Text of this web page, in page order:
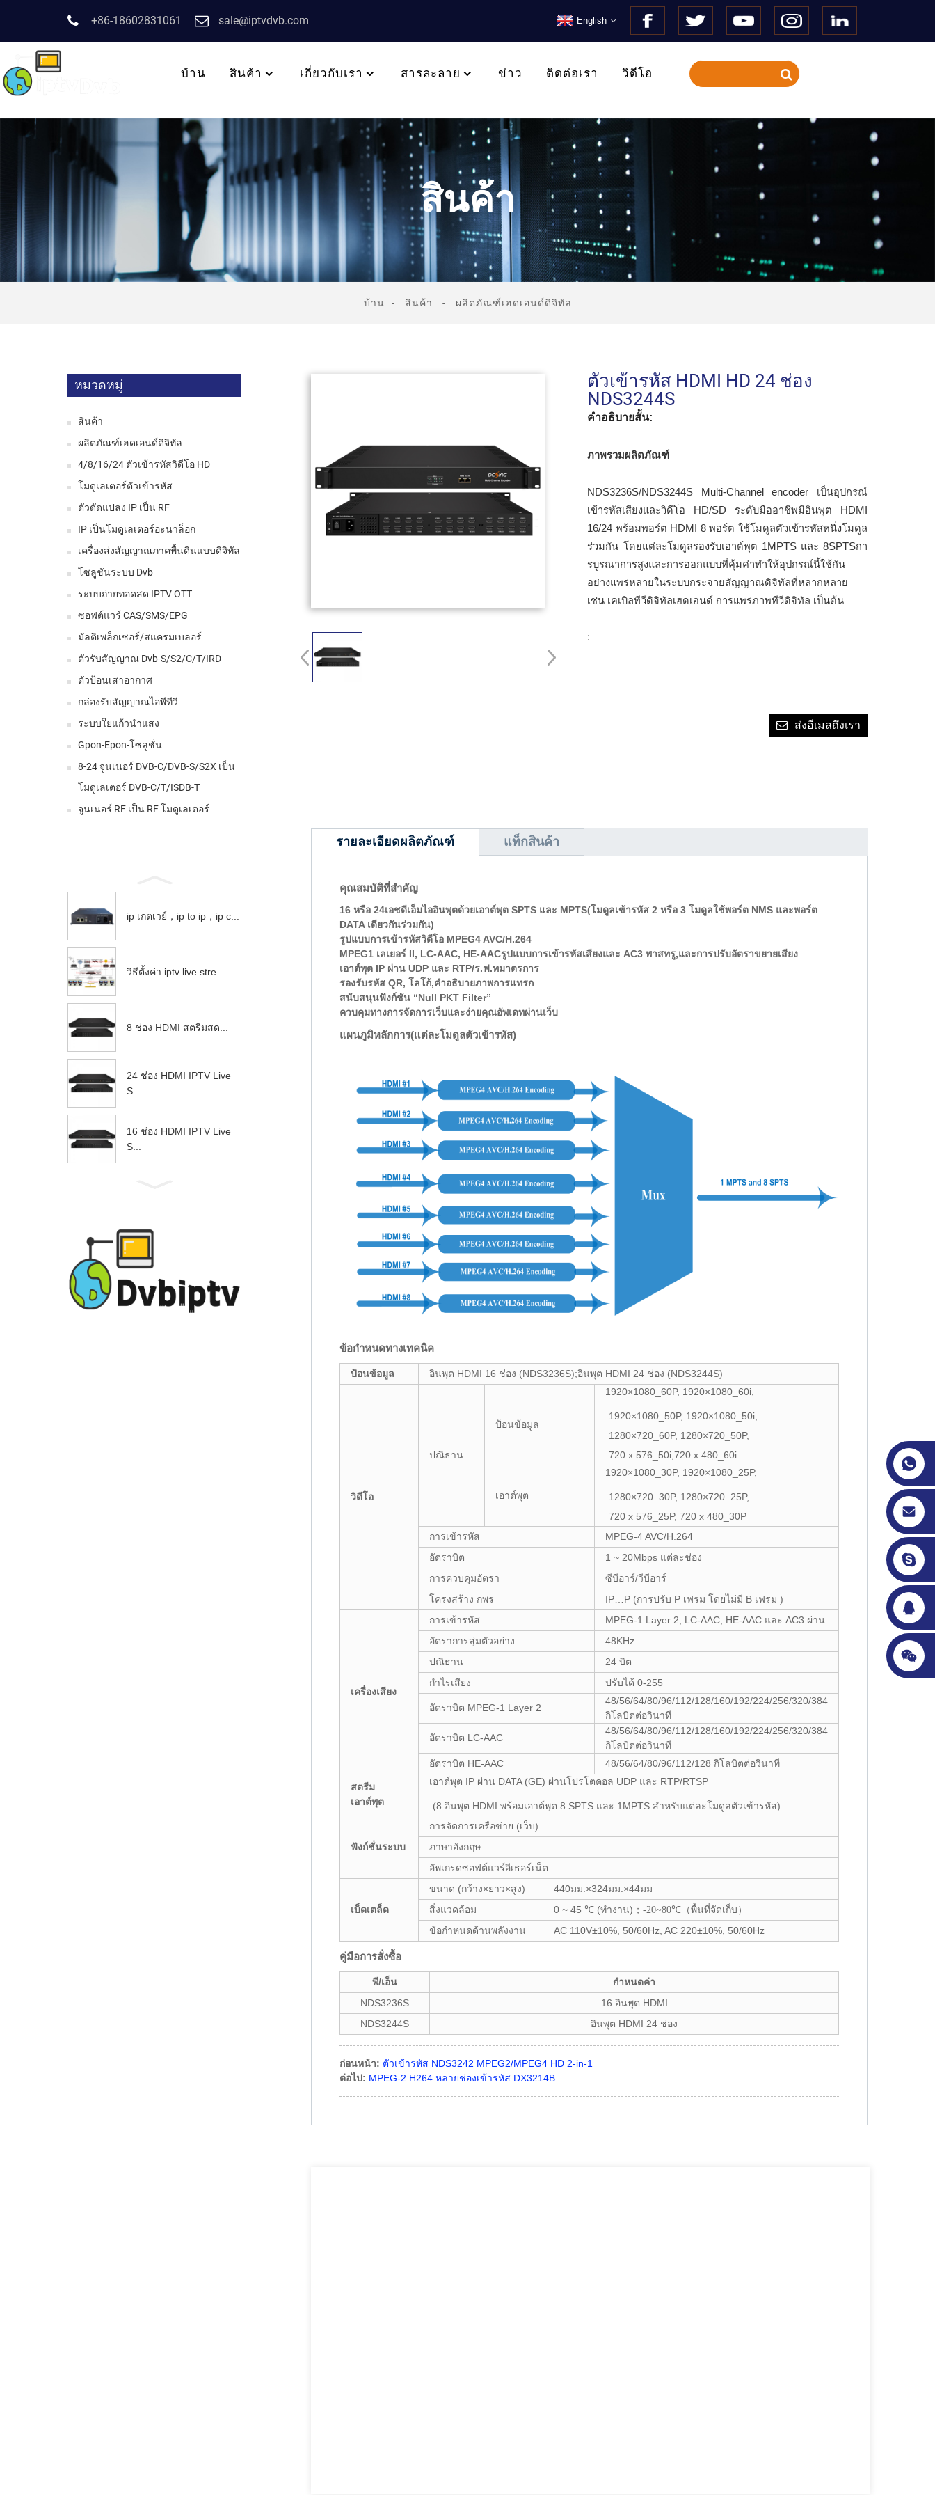
+86-18602831061 sale@iptvdvb.com English
บ้าน สินค้า เกี่ยวกับเรา สารละลาย ข่าว ติดต่อเรา วิดีโอ
สินค้า
บ้าน สินค้า ผลิตภัณฑ์เฮดเอนด์ดิจิทัล
หมวดหมู่
สินค้า
ผลิตภัณฑ์เฮดเอนด์ดิจิทัล
4/8/16/24 ตัวเข้ารหัสวิดีโอ HD
โมดูเลเตอร์ตัวเข้ารหัส
ตัวดัดแปลง IP เป็น RF
IP เป็นโมดูเลเตอร์อะนาล็อก
เครื่องส่งสัญญาณภาคพื้นดินแบบดิจิทัล
โซลูชันระบบ Dvb
ระบบถ่ายทอดสด IPTV OTT
ซอฟต์แวร์ CAS/SMS/EPG
มัลติเพล็กเซอร์/สแครมเบลอร์
ตัวรับสัญญาณ Dvb-S/S2/C/T/IRD
ตัวป้อนเสาอากาศ
กล่องรับสัญญาณไอพีทีวี
ระบบใยแก้วนำแสง
Gpon-Epon-โซลูชั่น
8-24 จูนเนอร์ DVB-C/DVB-S/S2X เป็น
โมดูเลเตอร์ DVB-C/T/ISDB-T
จูนเนอร์ RF เป็น RF โมดูเลเตอร์
ip เกตเวย์，ip to ip，ip c...
วิธีตั้งค่า iptv live stre...
8 ช่อง HDMI สตรีมสด...
24 ช่อง HDMI IPTV Live
S...
16 ช่อง HDMI IPTV Live
S...
ตัวเข้ารหัส HDMI HD 24 ช่อง
NDS3244S
คำอธิบายสั้น:
ภาพรวมผลิตภัณฑ์
NDS3236S/NDS3244S Multi-Channel encoder เป็นอุปกรณ์
เข้ารหัสเสียงและวิดีโอ HD/SD ระดับมืออาชีพมีอินพุต HDMI
16/24 พร้อมพอร์ต HDMI 8 พอร์ต ใช้โมดูลตัวเข้ารหัสหนึ่งโมดูล
ร่วมกัน โดยแต่ละโมดูลรองรับเอาต์พุต 1MPTS และ 8SPTSกา
รบูรณาการสูงและการออกแบบที่คุ้มค่าทำให้อุปกรณ์นี้ใช้กัน
อย่างแพร่หลายในระบบกระจายสัญญาณดิจิทัลที่หลากหลาย
เช่น เคเบิลทีวีดิจิทัลเฮดเอนด์ การแพร่ภาพทีวีดิจิทัล เป็นต้น
:
:
ส่งอีเมลถึงเรา
รายละเอียดผลิตภัณฑ์ แท็กสินค้า
คุณสมบัติที่สำคัญ
16 หรือ 24เอชดีเอ็มไออินพุตด้วยเอาต์พุต SPTS และ MPTS(โมดูลเข้ารหัส 2 หรือ 3 โมดูลใช้พอร์ต NMS และพอร์ต
DATA เดียวกันร่วมกัน)
รูปแบบการเข้ารหัสวิดีโอ MPEG4 AVC/H.264
MPEG1 เลเยอร์ II, LC-AAC, HE-AACรูปแบบการเข้ารหัสเสียงและ AC3 พาสทรู,และการปรับอัตราขยายเสียง
เอาต์พุต IP ผ่าน UDP และ RTP/ร.ฟ.ทมาตรการ
รองรับรหัส QR, โลโก้,คำอธิบายภาพการแทรก
สนับสนุนฟังก์ชัน “Null PKT Filter”
ควบคุมทางการจัดการเว็บและง่ายคุณอัพเดทผ่านเว็บ
แผนภูมิหลักการ(แต่ละโมดูลตัวเข้ารหัส)
ข้อกำหนดทางเทคนิค
ป้อนข้อมูล อินพุต HDMI 16 ช่อง (NDS3236S);อินพุต HDMI 24 ช่อง (NDS3244S)
วิดีโอ
ปณิธาน
ป้อนข้อมูล
1920×1080_60P, 1920×1080_60i,
1920×1080_50P, 1920×1080_50i,
1280×720_60P, 1280×720_50P,
720 x 576_50i,720 x 480_60i
เอาต์พุต
1920×1080_30P, 1920×1080_25P,
1280×720_30P, 1280×720_25P,
720 x 576_25P, 720 x 480_30P
การเข้ารหัส
MPEG-4 AVC/H.264
อัตราบิต
1 ~ 20Mbps แต่ละช่อง
การควบคุมอัตรา
ซีบีอาร์/วีบีอาร์
โครงสร้าง กพร
IP…P (การปรับ P เฟรม โดยไม่มี B เฟรม )
เครื่องเสียง
การเข้ารหัส
MPEG-1 Layer 2, LC-AAC, HE-AAC และ AC3 ผ่าน
อัตราการสุ่มตัวอย่าง
48KHz
ปณิธาน
24 บิต
กำไรเสียง
ปรับได้ 0-255
อัตราบิต MPEG-1 Layer 2
48/56/64/80/96/112/128/160/192/224/256/320/384
กิโลบิตต่อวินาที
อัตราบิต LC-AAC
48/56/64/80/96/112/128/160/192/224/256/320/384
กิโลบิตต่อวินาที
อัตราบิต HE-AAC
48/56/64/80/96/112/128 กิโลบิตต่อวินาที
สตรีม
เอาต์พุต
เอาต์พุต IP ผ่าน DATA (GE) ผ่านโปรโตคอล UDP และ RTP/RTSP
(8 อินพุต HDMI พร้อมเอาต์พุต 8 SPTS และ 1MPTS สำหรับแต่ละโมดูลตัวเข้ารหัส)
ฟังก์ชั่นระบบ
การจัดการเครือข่าย (เว็บ)
ภาษาอังกฤษ
อัพเกรดซอฟต์แวร์อีเธอร์เน็ต
เบ็ดเตล็ด
ขนาด (กว้าง×ยาว×สูง)
440มม.×324มม.×44มม
สิ่งแวดล้อม
0 ~ 45 ℃ (ทำงาน) ； -20~80℃ （พื้นที่จัดเก็บ ）
ข้อกำหนดด้านพลังงาน AC 110V±10%, 50/60Hz, AC 220±10%, 50/60Hz
คู่มือการสั่งซื้อ
พี/เอ็น
กำหนดค่า
NDS3236S
16 อินพุต HDMI
NDS3244S
อินพุต HDMI 24 ช่อง
ก่อนหน้า: ตัวเข้ารหัส NDS3242 MPEG2/MPEG4 HD 2-in-1
ต่อไป: MPEG-2 H264 หลายช่องเข้ารหัส DX3214B